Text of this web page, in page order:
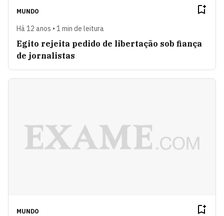
MUNDO
Há 12 anos • 1 min de leitura
Egito rejeita pedido de libertação sob fiança
de jornalistas
MUNDO